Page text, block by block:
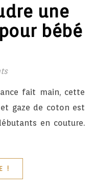
une
bébé
gaze de coton est
en couture.
!